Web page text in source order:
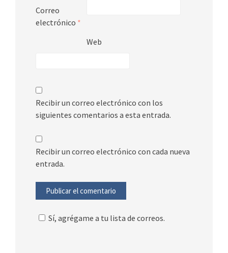
Correo
electrónico *
Web
Recibir un correo electrónico con los
siguientes comentarios a esta entrada.
Recibir un correo electrónico con cada nueva
entrada.
Sí, agrégame a tu lista de correos.